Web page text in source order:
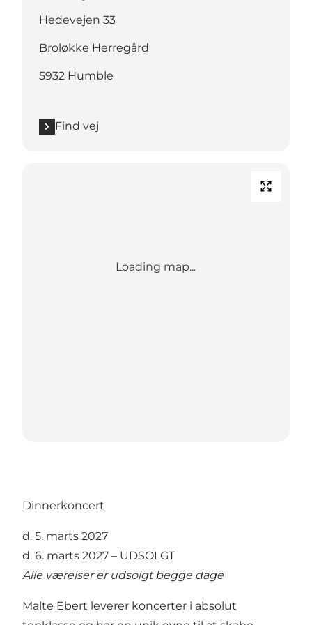
Hedevejen 33
Broløkke Herregård
5932 Humble
Find vej
Loading map...
Dinnerkoncert
d. 5. marts 2027
d. 6. marts 2027 – UDSOLGT
Alle værelser er udsolgt begge dage
Malte Ebert leverer koncerter i absolut